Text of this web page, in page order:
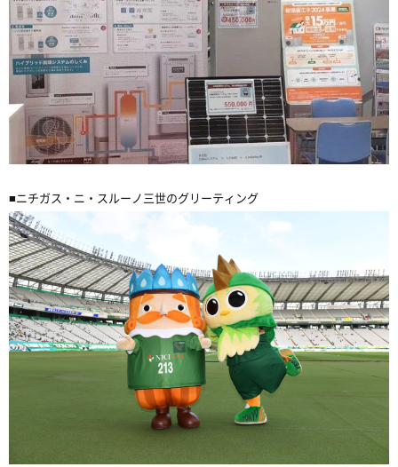
■ニチガス・ニ・スルーノ三世のグリーティング